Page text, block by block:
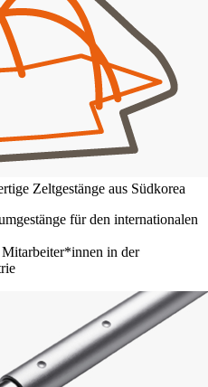
Zeltgestänge aus Südkorea
für den internationalen
in der